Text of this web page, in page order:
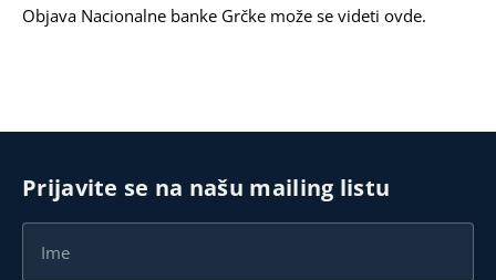
Objava Nacionalne banke Grčke može se videti ovde.
Prijavite se na našu mailing listu